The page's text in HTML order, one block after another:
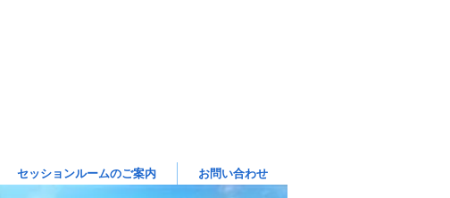
セッションルームのご案内 お問い合わせ